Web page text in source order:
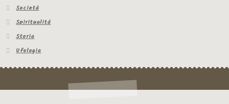
Società
Spiritualità
Storia
Ufologia